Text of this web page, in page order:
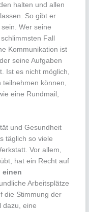
halten und allen
So gibt er
Wer seine
Fall
Kommunikation ist
seine Aufgaben
Ist es nicht möglich,
können,
eine Rundmail,
und Gesundheit
täglich so viele
Vor allem,
hat ein Recht auf
einen
Arbeitsplätze
die Stimmung der
dazu, eine